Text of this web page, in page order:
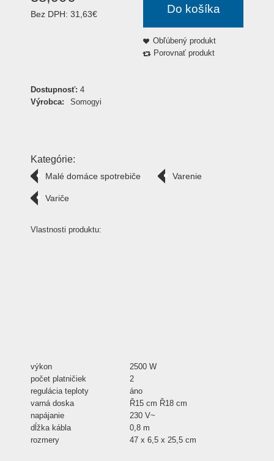
Bez DPH: 31,63€ Do košíka
Obľúbený produkt
Porovnať produkt
Dostupnosť: 4
Výrobca:
Somogyi
Kategórie:
Malé domáce spotrebiče Varenie
Variče
Vlastnosti produktu:
výkon
2500 W
počet platničiek
2
regulácia teploty
áno
varná doska
Ř15 cm Ř18 cm
napájanie
230 V~
dĺžka kábla
0,8 m
rozmery
47 x 6,5 x 25,5 cm